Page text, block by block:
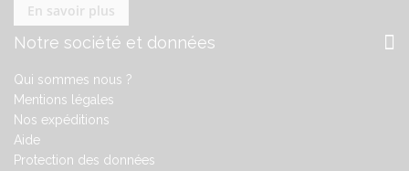
En savoir plus
Notre société et données
Qui sommes nous ?
Mentions légales
Nos expéditions
Aide
Protection des données